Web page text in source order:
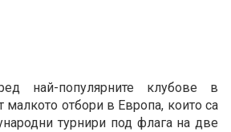
най-популярните клубове в
малкото отбори в Европа, които са
турнири под флага на две